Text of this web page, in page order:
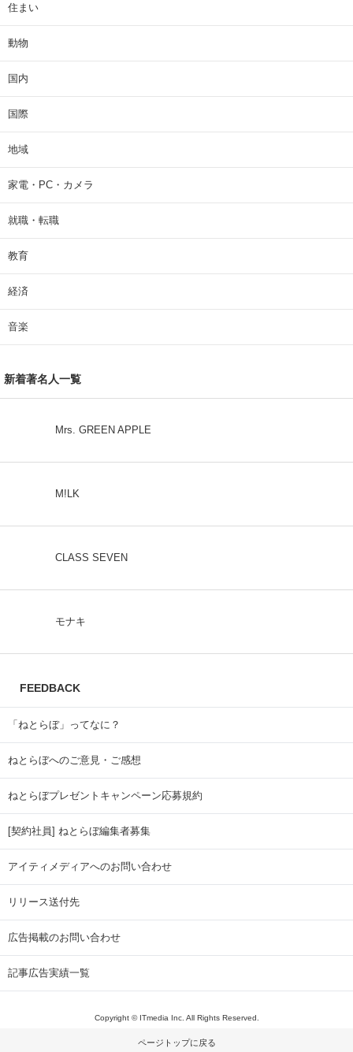
住まい
動物
国内
国際
地域
家電・PC・カメラ
就職・転職
教育
経済
音楽
新着著名人一覧
Mrs. GREEN APPLE
M!LK
CLASS SEVEN
モナキ
FEEDBACK
「ねとらぼ」ってなに？
ねとらぼへのご意見・ご感想
ねとらぼプレゼントキャンペーン応募規約
[契約社員] ねとらぼ編集者募集
アイティメディアへのお問い合わせ
リリース送付先
広告掲載のお問い合わせ
記事広告実績一覧
Copyright © ITmedia Inc. All Rights Reserved.
ページトップに戻る